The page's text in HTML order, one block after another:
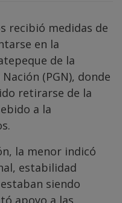
recibió medidas de
en la
de la
(PGN), donde
retirarse de la
a la
la menor indicó
estabilidad
siendo
apoyo a las